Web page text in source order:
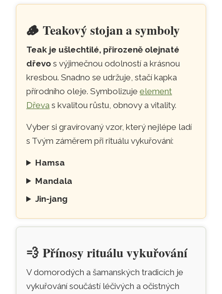
🪵Teakový stojan a symboly
Teak je ušlechtilé, přirozeně olejnaté
dřevo s výjimečnou odolností a krásnou
kresbou. Snadno se udržuje, stačí kapka
přírodního oleje. Symbolizujeelement
Dřeva s kvalitou růstu, obnovy a vitality.
Vyber si gravírovaný vzor, který nejlépe ladí
s Tvým záměrem při rituálu vykuřování:
Hamsa
Mandala
Jin-jang
💨Přínosy rituálu vykuřování
V domorodých a šamanských tradicích je
vykuřování součástí léčivých a očistných